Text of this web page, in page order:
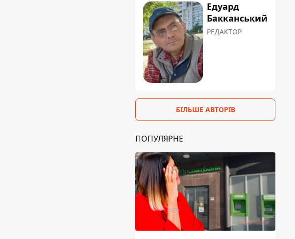
Едуард
Бакканський
РЕДАКТОР
БІЛЬШЕ АВТОРІВ
ПОПУЛЯРНЕ